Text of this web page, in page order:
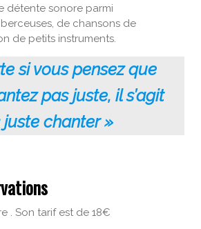
détente sonore parmi
de chansons de
de petits instruments.
si vous pensez que
pas juste, il s’agit
juste chanter »
. Son tarif est de 18€